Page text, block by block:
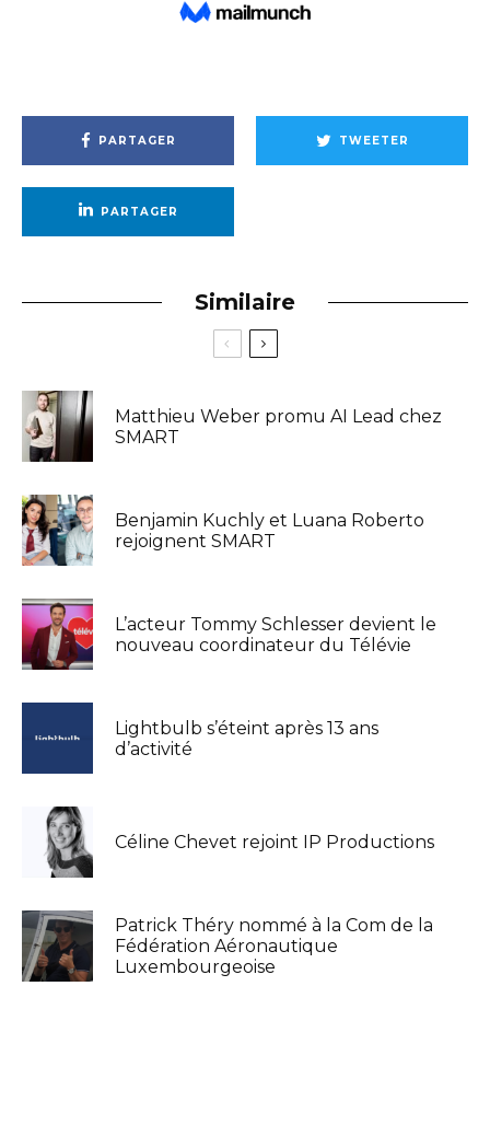
PARTAGER TWEETER
PARTAGER
Similaire
Matthieu Weber promu AI Lead chez
SMART
Benjamin Kuchly et Luana Roberto
rejoignent SMART
L’acteur Tommy Schlesser devient le
nouveau coordinateur du Télévie
Lightbulb s’éteint après 13 ans
d’activité
Céline Chevet rejoint IP Productions
Patrick Théry nommé à la Com de la
Fédération Aéronautique
Luxembourgeoise